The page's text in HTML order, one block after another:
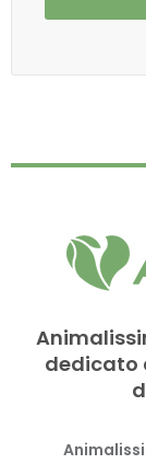
dedicato